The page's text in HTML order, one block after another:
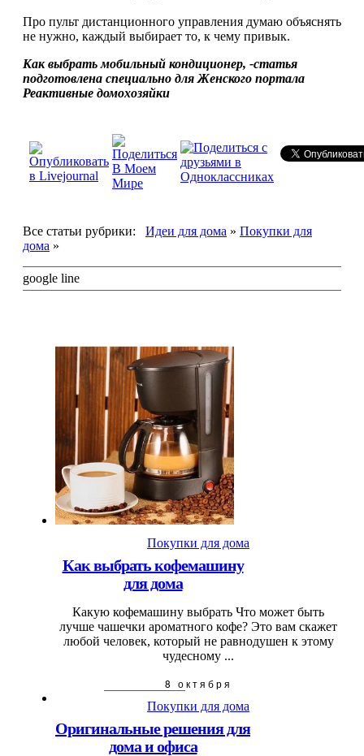
Про пульт дистанционного управления думаю объяснять
не нужно, каждый выбирает то, к чему привык.
Как выбрать мобильный кондиционер, -статья
подготовлена специально для Женского портала
Реактивные домохозяйки
Все статьи рубрики: Идеи для дома » Покупки для
дома »
google line
Покупки для дома
Как выбрать кофемашину
для дома
Какую кофемашину выбрать Что может быть
лучше чашечки ароматного кофе? Это вам скажет
любой человек, который не равнодушен к этому
чудесному ...
8 октября
Покупки для дома
Оригинальные решения для
дома и офиса